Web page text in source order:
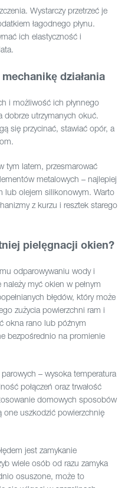
Wystarczy przetrzeć je
łagodnego płynu.
ich elastyczność i
działania
i możliwość ich płynnego
dobrze utrzymanych okuć.
się przycinać, stawiać opór, a
tym latem, przesmarować
metalowych – najlepiej
lub olejem silikonowym. Warto
z kurzu i resztek starego
pielęgnacji okien?
odparowywaniu wody i
myć okien w pełnym
błędów, który może
zużycia powierzchni ram i
okna rano lub późnym
bezpośrednio na promienie
– wysoka temperatura
połączeń oraz trwałość
domowych sposobów
one uszkodzić powierzchnię
jest zamykanie
wiele osób od razu zamyka
osuszone, może to